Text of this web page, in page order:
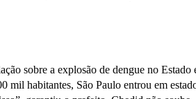
sobre a explosão de dengue no Estado
mil habitantes, São Paulo entrou em